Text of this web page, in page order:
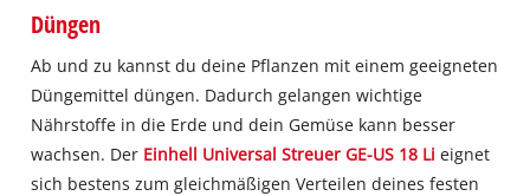
Düngen
Ab und zu kannst du deine Pflanzen mit einem geeigneten
Düngemittel düngen. Dadurch gelangen wichtige
Nährstoffe in die Erde und dein Gemüse kann besser
wachsen. Der Einhell Universal Streuer GE-US 18 Li eignet
sich bestens zum gleichmäßigen Verteilen deines festen